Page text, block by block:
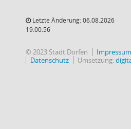
Letzte Änderung: 06.08.2026
19:00:56
© 2023 Stadt Dorfen
Impressum
Datenschutz
Umsetzung: